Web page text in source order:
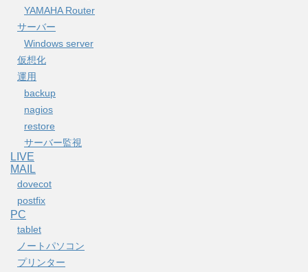
YAMAHA Router
サーバー
Windows server
仮想化
運用
backup
nagios
restore
サーバー監視
LIVE
MAIL
dovecot
postfix
PC
tablet
ノートパソコン
プリンター